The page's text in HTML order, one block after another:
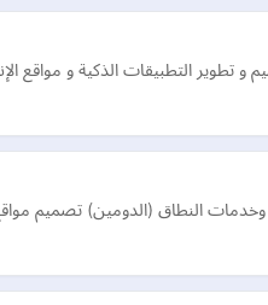
و تطوير التطبيقات الذكية و مواقع
وخدمات النطاق (الدومين) تصميم